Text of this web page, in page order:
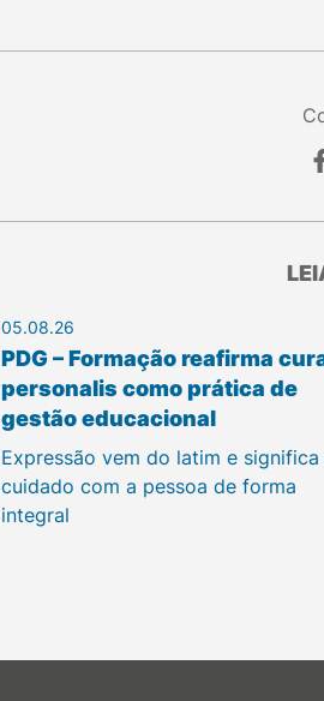
05.08.26
PDG – Formação reafirma
personalis como prática de
gestão educacional
Expressão vem do latim e significa
cuidado com a pessoa de forma
integral